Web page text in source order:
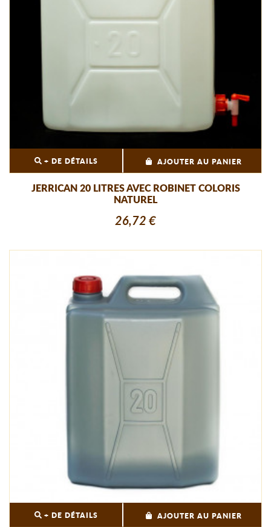
+ DE DÉTAILS AJOUTER AU PANIER
JERRICAN 20 LITRES AVEC ROBINET COLORIS
NATUREL
26,72 €
+ DE DÉTAILS AJOUTER AU PANIER